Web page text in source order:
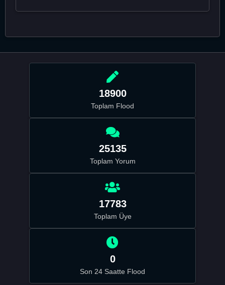
18900
Toplam Flood
25135
Toplam Yorum
17783
Toplam Üye
0
Son 24 Saatte Flood